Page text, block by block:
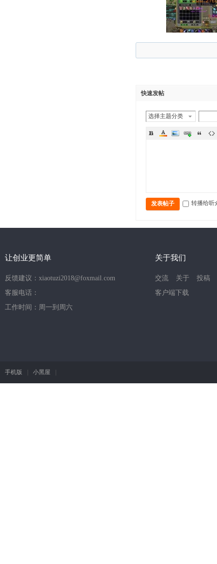
快速发帖
选择主题分类
发表帖子 转播给听
让创业更简单
反馈建议：xiaotuzi2018@foxmail.com
客服电话：
工作时间：周一到周六
关于我们
交流 关于
投稿
客户端下载
手机版 | 小黑屋 |